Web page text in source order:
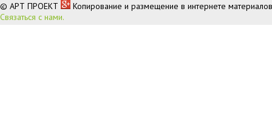
© АРТ ПРОЕКТ
Копирование и размещение в интернете
Связаться с нами.